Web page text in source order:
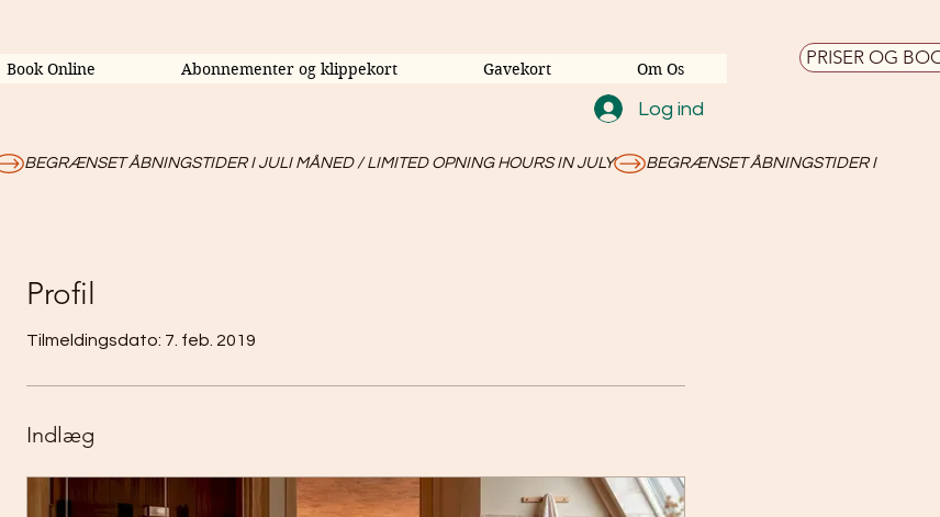
Book Online Abonnementer og klippekort Gavekort Om Os
Log ind
PRISER OG
Profil
Tilmeldingsdato: 7. feb. 2019
Indlæg